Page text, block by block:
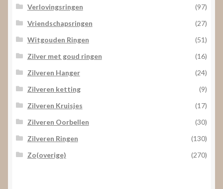
Verlovingsringen
(97)
Vriendschapsringen
(27)
Witgouden Ringen
(51)
Zilver met goud ringen
(16)
Zilveren Hanger
(24)
Zilveren ketting
(9)
Zilveren Kruisjes
(17)
Zilveren Oorbellen
(30)
Zilveren Ringen
(130)
Zo(overige)
(270)